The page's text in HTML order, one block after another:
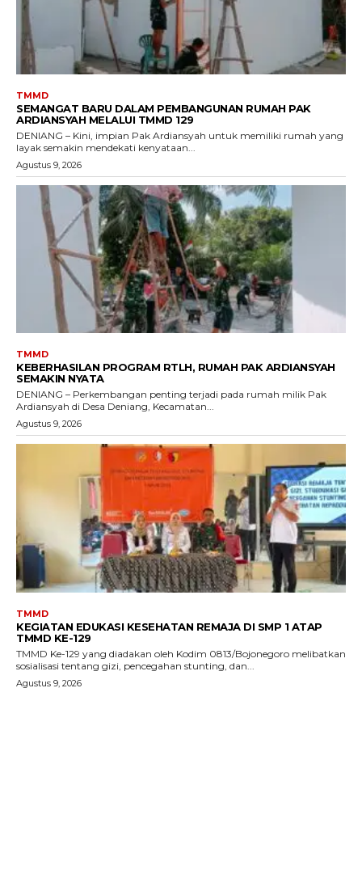
TMMD
SEMANGAT BARU DALAM PEMBANGUNAN RUMAH PAK
ARDIANSYAH MELALUI TMMD 129
DENIANG – Kini, impian Pak Ardiansyah untuk memiliki rumah yang
layak semakin mendekati kenyataan...
Agustus 9, 2026
TMMD
KEBERHASILAN PROGRAM RTLH, RUMAH PAK ARDIANSYAH
SEMAKIN NYATA
DENIANG – Perkembangan penting terjadi pada rumah milik Pak
Ardiansyah di Desa Deniang, Kecamatan...
Agustus 9, 2026
TMMD
KEGIATAN EDUKASI KESEHATAN REMAJA DI SMP 1 ATAP
TMMD KE-129
TMMD Ke-129 yang diadakan oleh Kodim 0813/Bojonegoro melibatkan
sosialisasi tentang gizi, pencegahan stunting, dan...
Agustus 9, 2026